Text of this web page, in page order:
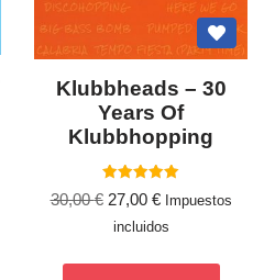
Klubbheads – 30
Years Of
Klubbhopping
Valorado
con
5.00
de 5
30,00€ 27,00 €
Impuestos
incluidos